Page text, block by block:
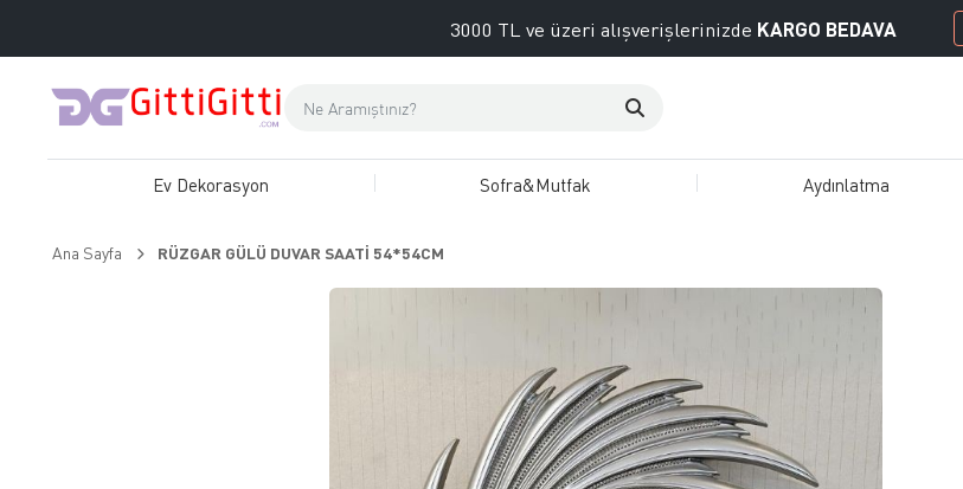
3000 TL ve üzeri alışverişlerinizde KARGO BEDAVA
Ev Dekorasyon Sofra&Mutfak Aydınlatma
Ana Sayfa RÜZGAR GÜLÜ DUVAR SAATİ 54*54CM